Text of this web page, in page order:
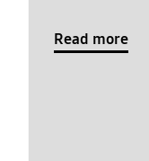
Read more